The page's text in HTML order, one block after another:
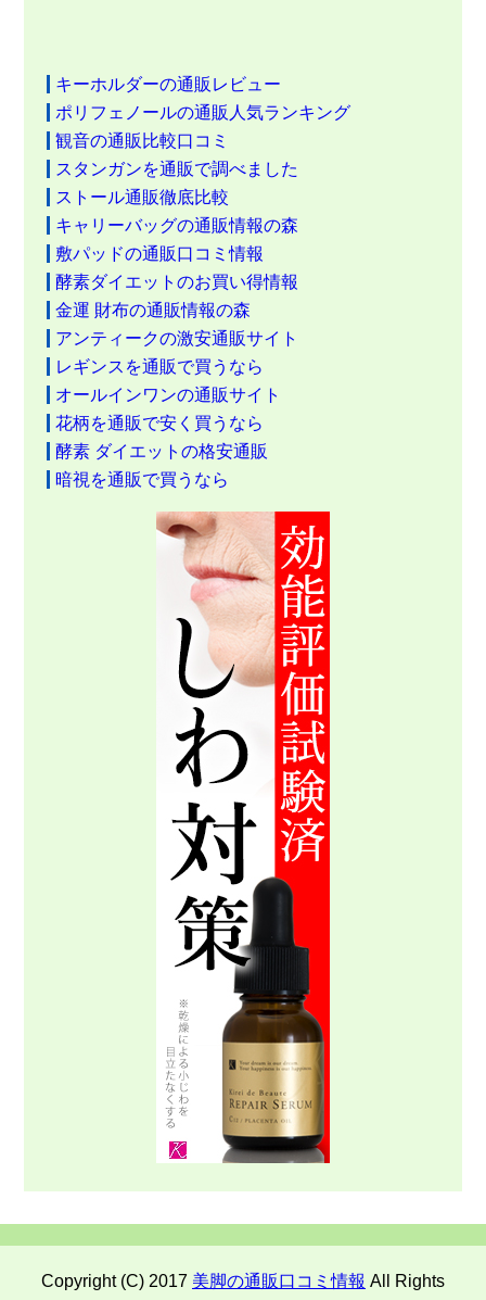
キーホルダーの通販レビュー
ポリフェノールの通販人気ランキング
観音の通販比較口コミ
スタンガンを通販で調べました
ストール通販徹底比較
キャリーバッグの通販情報の森
敷パッドの通販口コミ情報
酵素ダイエットのお買い得情報
金運 財布の通販情報の森
アンティークの激安通販サイト
レギンスを通販で買うなら
オールインワンの通販サイト
花柄を通販で安く買うなら
酵素 ダイエットの格安通販
暗視を通販で買うなら
Copyright (C) 2017 美脚の通販口コミ情報 All Rights